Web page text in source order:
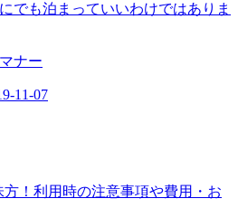
でも泊まっていいわけではありま
ナー
11-07